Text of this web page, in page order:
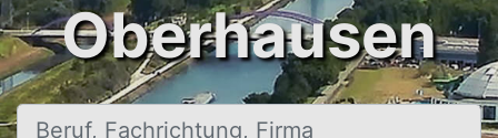
Oberhausen
Beruf, Fachrichtung, Firma